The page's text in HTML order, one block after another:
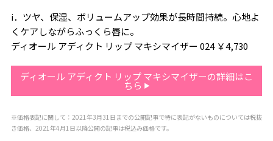
i．ツヤ、保湿、ボリュームアップ効果が長時間持続。心地よ
くケアしながらふっくら唇に。
ディオール アディクト リップ マキシマイザー 024 ￥4,730
ディオール アディクト リップ マキシマイザーの詳細はこ
ちら
※価格表記に関して：2021年3月31日までの公開記事で特に表記がないものについては税抜
き価格、2021年4月1日以降公開の記事は税込み価格です。